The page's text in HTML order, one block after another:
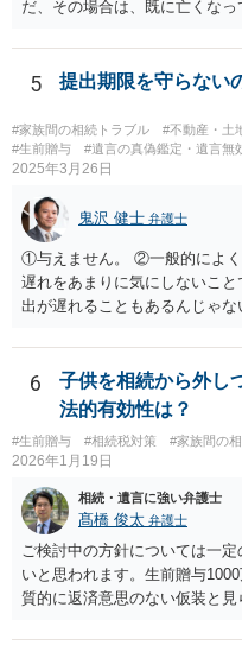
だ、その場合は、既に亡くな
持ち戻し免除の意思表示は書
う結論は変わりません。 誤解
た。 文言については、「〇〇
戻しをすべて免除する」という
心配ならば、弁護士のところに
ついて説明した上で、適切な
しょうか。
5 提出期限を守らない
#家族間の相続トラブル #不動産・土
#生前贈与
#遺言の真偽鑑定・遺言無
2025年3月26日
鬼沢 健士 弁護士
①与えません。 ②一般的によ
遅れをあまりに気にしないこ
出が遅れることもあるんじゃ
6
子供を相続から外し
法的有効性は？
#生前贈与 #相続税対策 #家族間の
2026年1月19日
相続・遺言に強い弁護士
髙橋 俊太 弁護士
ご検討中の方針については一
いと思われます。生前贈与
質的に返済意思のない仮装と
法として考えられるものとし